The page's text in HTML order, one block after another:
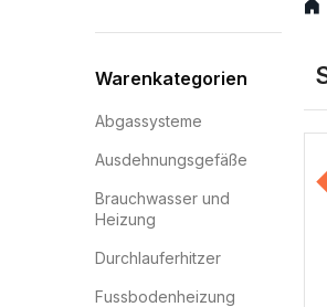
Warenkategorien
Abgassysteme
Ausdehnungsgefäße
Brauchwasser und
Heizung
Durchlauferhitzer
Fussbodenheizung